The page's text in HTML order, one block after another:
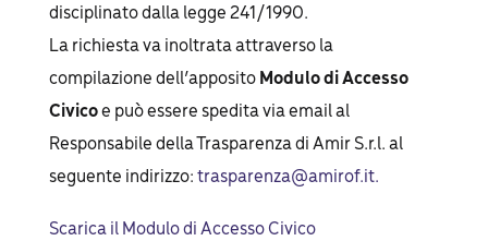
disciplinato dalla legge 241/1990.
La richiesta va inoltrata attraverso la
compilazione dell’apposito Modulo di Accesso
Civicoe può essere spedita via email al
Responsabile della Trasparenza di Amir S.r.l. al
seguente indirizzo: trasparenza@amirof.it.
Scarica il Modulo di Accesso Civico